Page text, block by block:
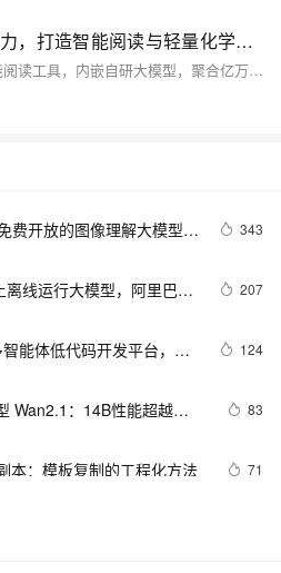
书尖AI携手阿里云云端算力，打造智能阅读与轻量化学习新体验
书尖AI是基于阿里云算力的智能阅读工具，内嵌自研大模型，聚合亿万册正版资源。支持AI精读（3分钟提炼全书精华）、双人互动播客、个性化创作与智能语音生成，兼顾碎片听学与深度学习，操作简便、安全稳定。（239字）
费开放的图像理解大模型
343
线运行大模型，阿里巴巴
207
能体低代码开发平台，支
124
Wan2.1：14B性能超越
83
本：模板复制的工程化方法 71
FLF2V：阿里通义